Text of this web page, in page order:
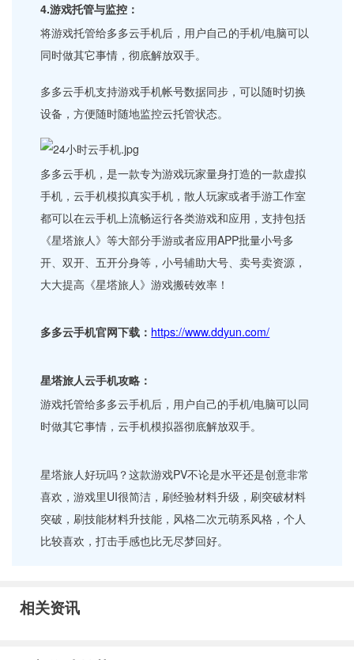
4.游戏托管与监控：
将游戏托管给多多云手机后，用户自己的手机/电脑可以
同时做其它事情，彻底解放双手。
多多云手机支持游戏手机帐号数据同步，可以随时切换
设备，方便随时随地监控云托管状态。
多多云手机，是一款专为游戏玩家量身打造的一款虚拟
手机，云手机模拟真实手机，散人玩家或者手游工作室
都可以在云手机上流畅运行各类游戏和应用，支持包括
《星塔旅人》等大部分手游或者应用APP批量小号多
开、双开、五开分身等，小号辅助大号、卖号卖资源，
大大提高《星塔旅人》游戏搬砖效率！
多多云手机官网下载： https://www.ddyun.com/
星塔旅人云手机攻略：
游戏托管给多多云手机后，用户自己的手机/电脑可以同
时做其它事情，云手机模拟器彻底解放双手。
星塔旅人好玩吗？这款游戏PV不论是水平还是创意非常
喜欢，游戏里UI很简洁，刷经验材料升级，刷突破材料
突破，刷技能材料升技能，风格二次元萌系风格，个人
比较喜欢，打击手感也比无尽梦回好。
相关资讯